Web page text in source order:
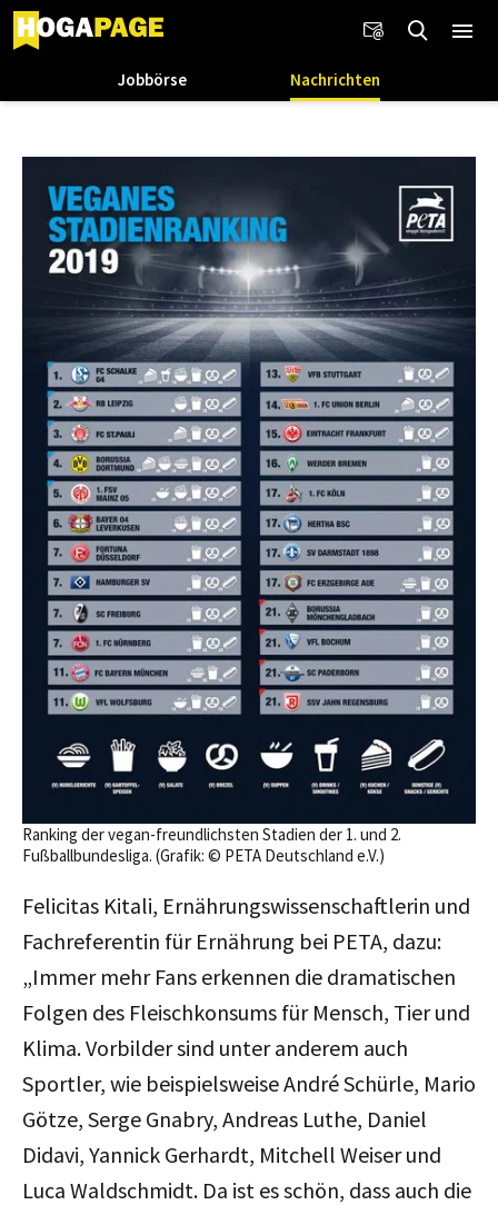
Jobbörse Nachrichten
Ranking der vegan-freundlichsten Stadien der 1. und 2.
Fußballbundesliga. (Grafik: © PETA Deutschland e.V.)
Felicitas Kitali, Ernährungswissenschaftlerin und
Fachreferentin für Ernährung bei PETA, dazu:
„Immer mehr Fans erkennen die dramatischen
Folgen des Fleischkonsums für Mensch, Tier und
Klima. Vorbilder sind unter anderem auch
Sportler, wie beispielsweise André Schürle, Mario
Götze, Serge Gnabry, Andreas Luthe, Daniel
Didavi, Yannick Gerhardt, Mitchell Weiser und
Luca Waldschmidt. Da ist es schön, dass auch die